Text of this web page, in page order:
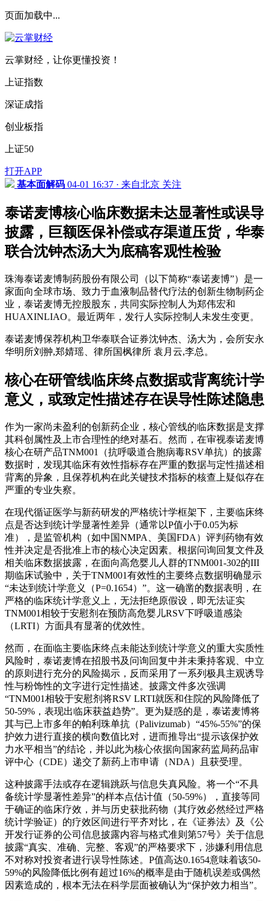
页面加载中...
云掌财经，让你更懂投资！
上证指数
深证成指
创业板指
上证50
打开APP
基本面解码 04-01 16:37 · 来自北京 关注
泰诺麦博核心临床数据未达显著性或误导
披露，巨额医保补偿或存渠道压货，华泰
联合沈钟杰汤大为底稿客观性检验
珠海泰诺麦博制药股份有限公司（以下简称“泰诺麦博”）是一
家面向全球市场、致力于血液制品替代疗法的创新生物制药企
业，泰诺麦博无控股股东，共同实际控制人为郑伟宏和
HUAXINLIAO。最近两年，发行人实际控制人未发生变更。
泰诺麦博保荐机构卫华泰联合证券沈钟杰、汤大为，会所安永
华明所刘翀,郑婧瑶、律所国枫律所 袁月云,李总。
核心在研管线临床终点数据或背离统计学
意义，或致定性描述存在误导性陈述隐患
作为一家尚未盈利的创新药企业，核心管线的临床数据是支撑
其科创属性及上市合理性的绝对基石。然而，在审视泰诺麦博
核心在研产品TNM001（抗呼吸道合胞病毒RSV单抗）的披露
数据时，发现其临床有效性指标存在严重的数据与定性描述相
背离的异象，且保荐机构在此关键技术指标的核查上疑似存在
严重的专业失察。
在现代循证医学与新药研发的严格统计学框架下，主要临床终
点是否达到统计学显著性差异（通常以P值小于0.05为标
准），是监管机构（如中国NMPA、美国FDA）评判药物有效
性并决定是否批准上市的核心决定因素。根据问询回复文件及
相关临床数据披露，在面向高危婴儿人群的TNM001-302的III
期临床试验中，关于TNM001有效性的主要终点数据明确显示
“未达到统计学意义（P=0.1654）”。这一确凿的数据表明，在
严格的临床统计学意义上，无法拒绝原假设，即无法证实
TNM001相较于安慰剂在预防高危婴儿RSV下呼吸道感染
（LRTI）方面具有显著的优效性。
然而，在面临主要临床终点未能达到统计学意义的重大实质性
风险时，泰诺麦博在招股书及问询回复中并未秉持客观、中立
的原则进行充分的风险揭示，反而采用了一系列极具主观诱导
性与粉饰性的文字进行定性描述。披露文件多次强调
“TNM001相较于安慰剂将RSV LRTI就医和住院的风险降低了
50-59%，表现出临床获益趋势”。更为疑惑的是，泰诺麦博将
其与已上市多年的帕利珠单抗（Palivizumab）“45%-55%”的保
护效力进行直接的横向数值比对，进而推导出“提示该保护效
力水平相当”的结论，并以此为核心依据向国家药监局药品审
评中心（CDE）递交了新药上市申请（NDA）且获受理。
这种披露手法或存在逻辑跳跃与信息失真风险。将一个“不具
备统计学显著性差异”的样本点估计值（50-59%），直接等同
于确证的临床疗效，并与历史获批药物（其疗效必然经过严格
统计学验证）的疗效区间进行平齐对比，在《证券法》及《公
开发行证券的公司信息披露内容与格式准则第57号》关于信息
披露“真实、准确、完整、客观”的严格要求下，涉嫌利用信息
不对称对投资者进行误导性陈述。P值高达0.1654意味着该50-
59%的风险降低比例有超过16%的概率是由于随机误差或偶然
因素造成的，根本无法在科学层面被确认为“保护效力相当”。